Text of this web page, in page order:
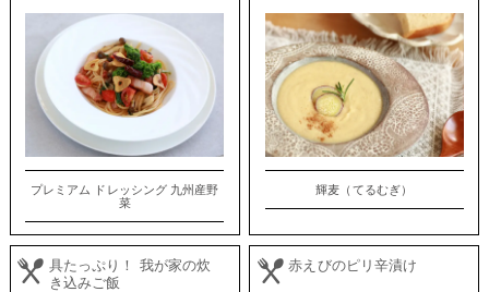
プレミアム ドレッシング 九州産野
菜
輝麦（てるむぎ）
具たっぷり！ 我が家の炊
き込みご飯
赤えびのピリ辛漬け